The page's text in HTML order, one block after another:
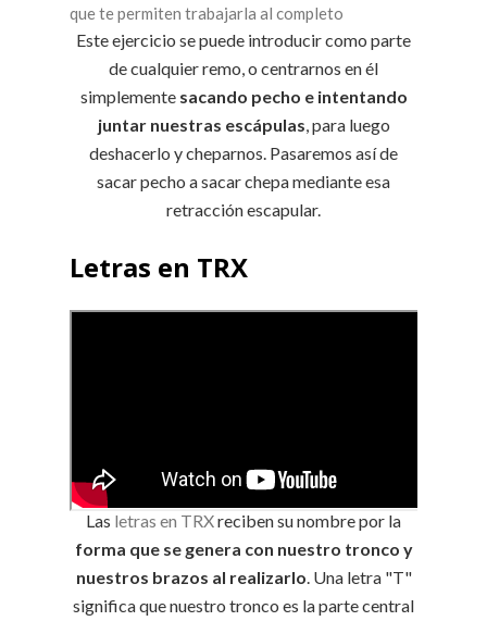
que te permiten trabajarla al completo
Este ejercicio se puede introducir como parte
de cualquier remo, o centrarnos en él
simplemente sacando pecho e intentando
juntar nuestras escápulas, para luego
deshacerlo y cheparnos. Pasaremos así de
sacar pecho a sacar chepa mediante esa
retracción escapular.
Letras en TRX
Las letras en TRXreciben su nombre por la
forma que se genera con nuestro tronco y
nuestros brazos al realizarlo . Una letra "T"
significa que nuestro tronco es la parte central